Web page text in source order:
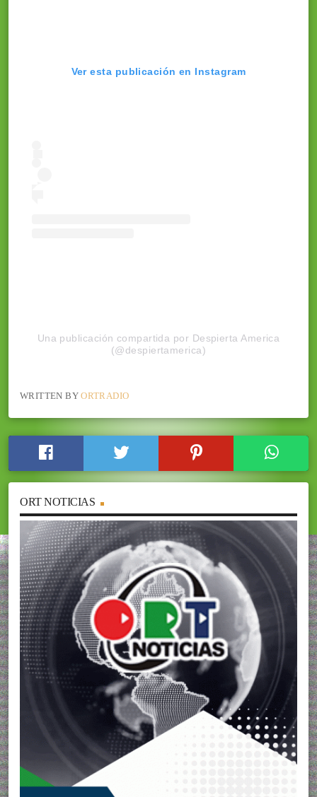
Ver esta publicación en Instagram
Una publicación compartida por Despierta America
(@despiertamerica)
WRITTEN BYORTRADIO
ORT NOTICIAS